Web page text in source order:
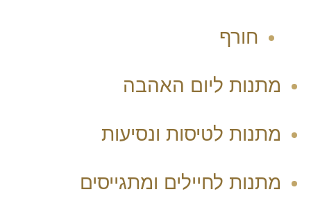
חורף
מתנות ליום האהבה
מתנות לטיסות ונסיעות
מתנות לחיילים ומתגייסים